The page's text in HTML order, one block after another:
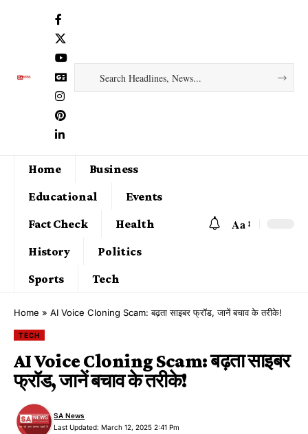
Home
Business
Educational
Events
Fact Check
Health
History
Politics
Sports
Tech
Aa
Home » AI Voice Cloning Scam: बढ़ता साइबर फ्रॉड, जानें बचाव के तरीके!
TECH
AI Voice Cloning Scam: बढ़ता साइबर
फ्रॉड, जानें बचाव के तरीके!
Last Updated: March 12, 2025 2:41 Pm
SA News